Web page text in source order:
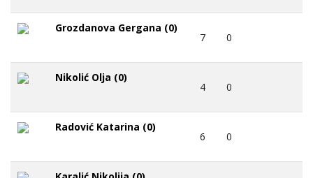
Grozdanova Gergana (0)
7 0
Nikolić Olja (0)
4 0
Radović Katarina (0)
6 0